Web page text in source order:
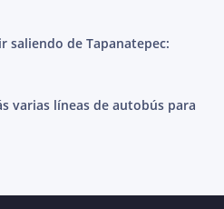
saliendo de Tapanatepec:
varias líneas de autobús para